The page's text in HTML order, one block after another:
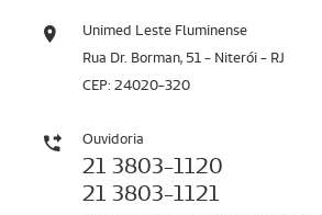
Unimed Leste Fluminense
Rua Dr. Borman, 51 - Niterói - RJ
CEP: 24020-320
Ouvidoria
21 3803-1120
21 3803-1121